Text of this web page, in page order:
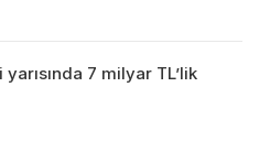
7 milyar TL’lik